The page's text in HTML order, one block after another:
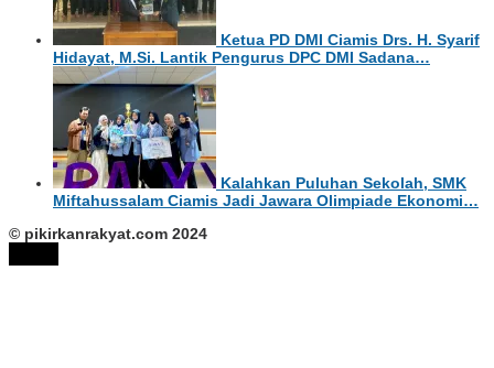
Ketua PD DMI Ciamis Drs. H. Syarif
Hidayat, M.Si. Lantik Pengurus DPC DMI Sadana…
Kalahkan Puluhan Sekolah, SMK
Miftahussalam Ciamis Jadi Jawara Olimpiade Ekonomi…
© pikirkanrakyat.com 2024